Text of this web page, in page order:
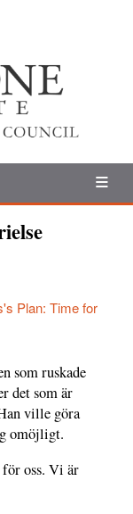
Plan: Time for
som ruskade
det som är
ville göra
omöjligt.
oss. Vi är